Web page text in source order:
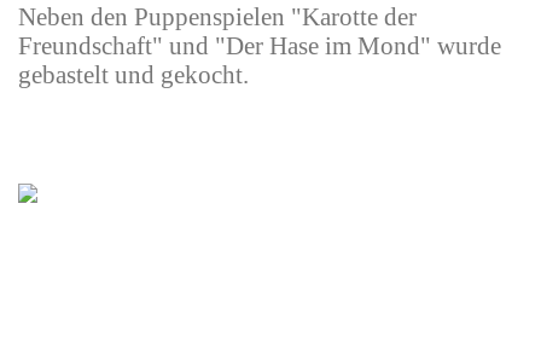
Neben den Puppenspielen "Karotte der
Freundschaft" und "Der Hase im Mond" wurde
gebastelt und gekocht.